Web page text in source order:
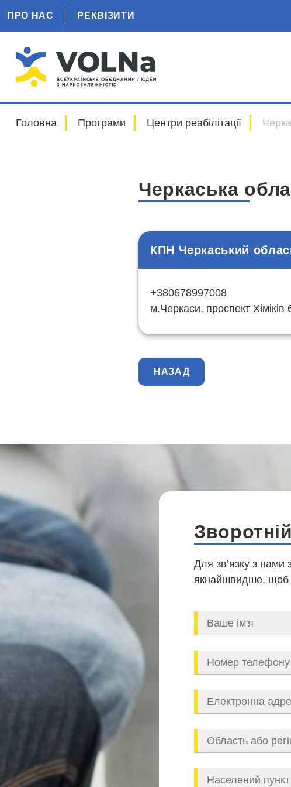
ПРО НАС РЕКВІЗИТИ
Головна Програми Центри реабілітації
Черкаська
КПН Черкаський
+380678997008
м.Черкаси, проспект Хіміків
НАЗАД
Для зв’язку з нами
якнайшвидше, щоб